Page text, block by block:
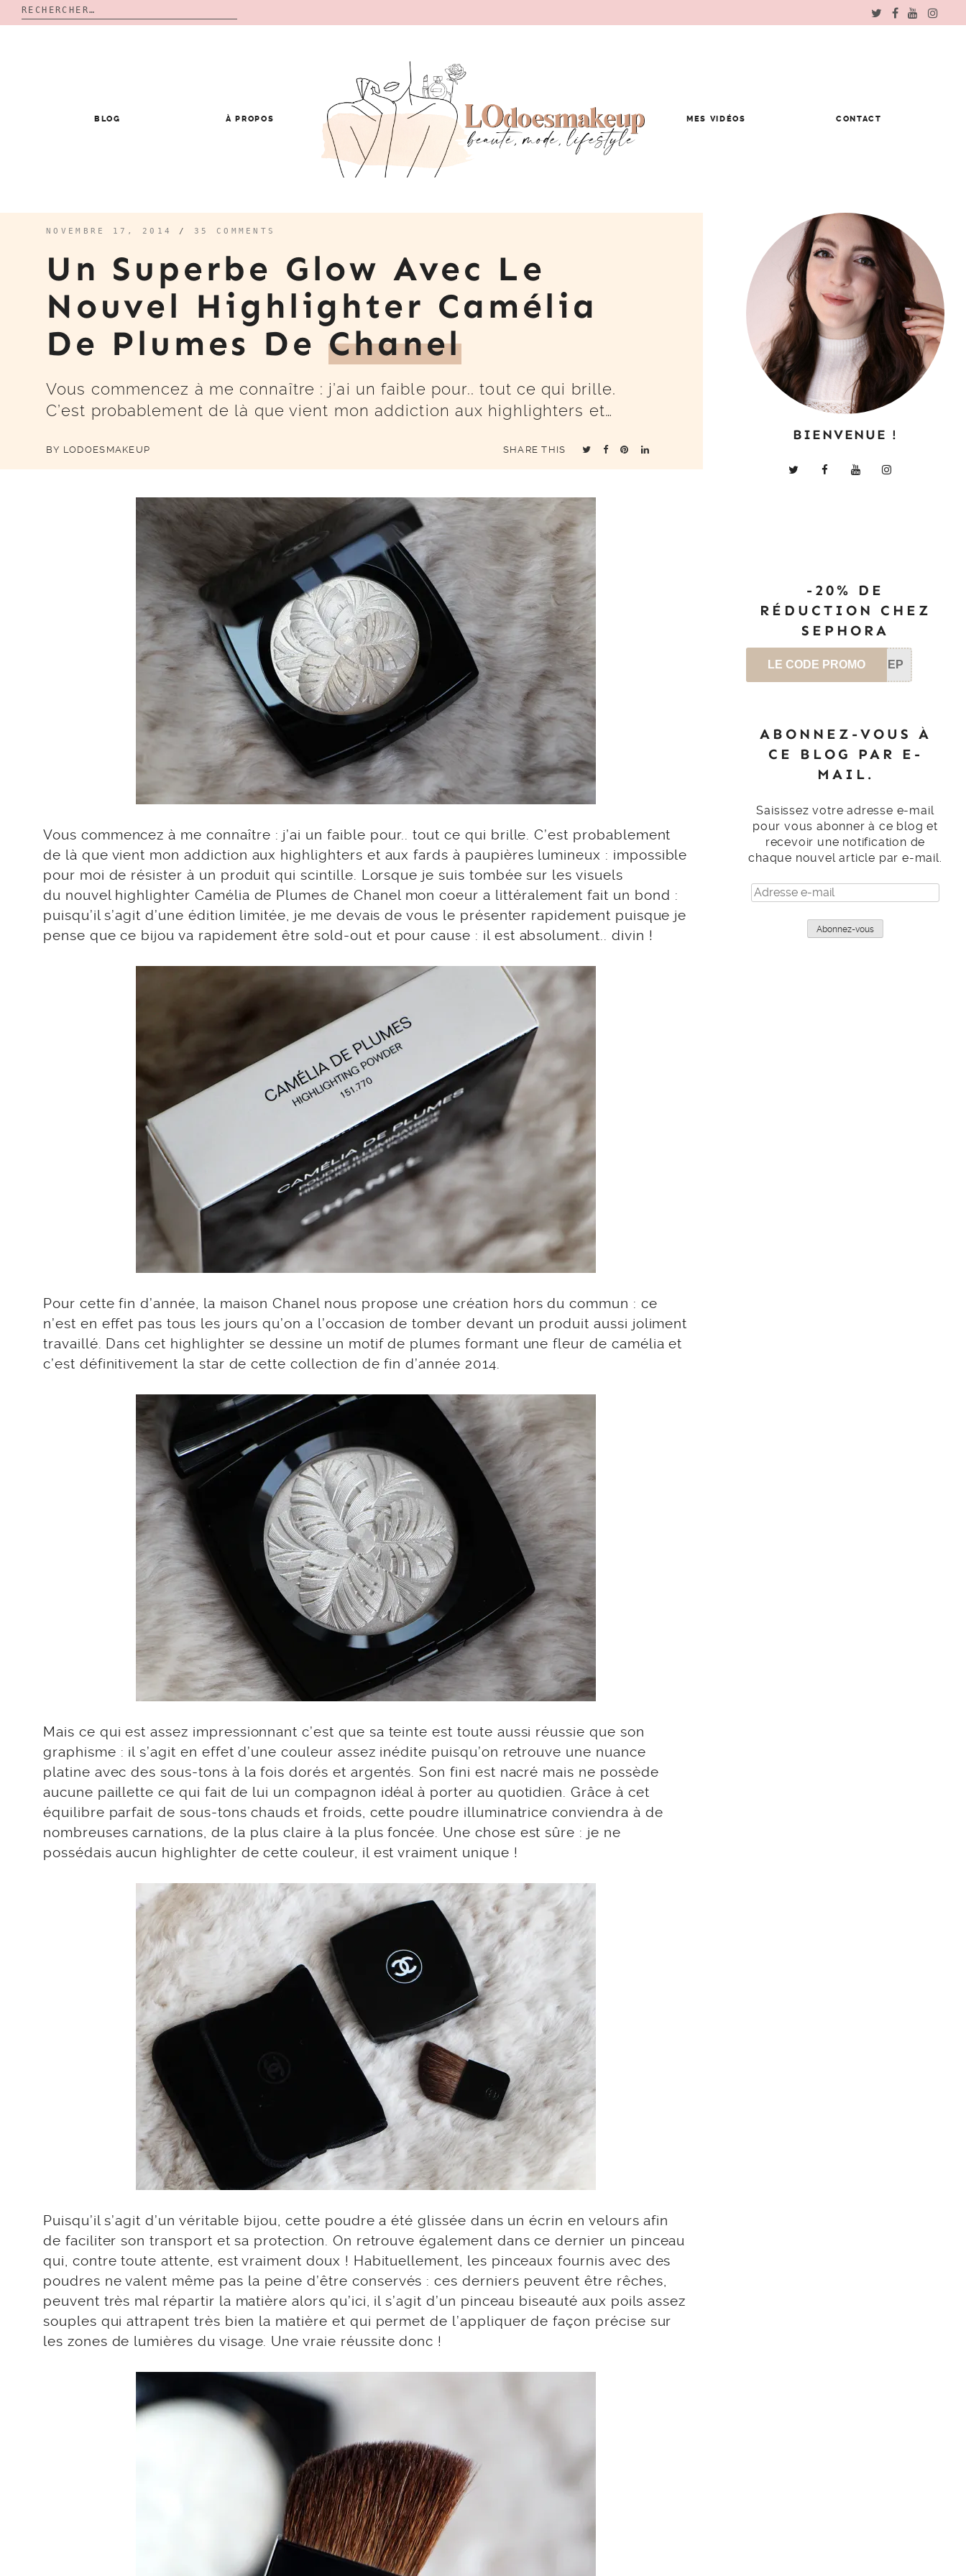
Rechercher :
BLOG À PROPOS MES VIDÉOS CONTACT
NOVEMBRE 17, 2014 /35 COMMENTS
Un Superbe Glow Avec Le
Nouvel Highlighter Camélia
De Plumes DeChanel
Vous commencez à me connaître : j’ai un faible pour.. tout ce qui brille.
C’est probablement de là que vient mon addiction aux highlighters et…
BY LODOESMAKEUP SHARE THIS
Vous commencez à me connaître : j’ai un faible pour.. tout ce qui brille. C’est probablement
de là que vient mon addiction aux highlighters et aux fards à paupières lumineux : impossible
pour moi de résister à un produit qui scintille. Lorsque je suis tombée sur les visuels
du nouvel highlighter Camélia de Plumes de Chanel mon coeur a littéralement fait un bond :
puisqu’il s’agit d’une édition limitée, je me devais de vous le présenter rapidement puisque je
pense que ce bijou va rapidement être sold-out et pour cause : il est absolument.. divin !
Pour cette fin d’année, la maison Chanel nous propose une création hors du commun : ce
n’est en effet pas tous les jours qu’on a l’occasion de tomber devant un produit aussi joliment
travaillé. Dans cet highlighter se dessine un motif de plumes formant une fleur de camélia et
c’est définitivement la star de cette collection de fin d’année 2014.
Mais ce qui est assez impressionnant c’est que sa teinte est toute aussi réussie que son
graphisme : il s’agit en effet d’une couleur assez inédite puisqu’on retrouve une nuance
platine avec des sous-tons à la fois dorés et argentés. Son fini est nacré mais ne possède
aucune paillette ce qui fait de lui un compagnon idéal à porter au quotidien. Grâce à cet
équilibre parfait de sous-tons chauds et froids, cette poudre illuminatrice conviendra à de
nombreuses carnations, de la plus claire à la plus foncée. Une chose est sûre : je ne
possédais aucun highlighter de cette couleur, il est vraiment unique !
Puisqu’il s’agit d’un véritable bijou, cette poudre a été glissée dans un écrin en velours afin
de faciliter son transport et sa protection. On retrouve également dans ce dernier un pinceau
qui, contre toute attente, est vraiment doux ! Habituellement, les pinceaux fournis avec des
poudres ne valent même pas la peine d’être conservés : ces derniers peuvent être rêches,
peuvent très mal répartir la matière alors qu’ici, il s’agit d’un pinceau biseauté aux poils assez
souples qui attrapent très bien la matière et qui permet de l’appliquer de façon précise sur
les zones de lumières du visage. Une vraie réussite donc !
BIENVENUE !
-20% DE
RÉDUCTION CHEZ
SEPHORA
LE CODE PROMO SEP
ABONNEZ-VOUS À
CE BLOG PAR E-
MAIL.
Saisissez votre adresse e-mail
pour vous abonner à ce blog et
recevoir une notification de
chaque nouvel article par e-mail.
Adresse
e-
Abonnez-vous